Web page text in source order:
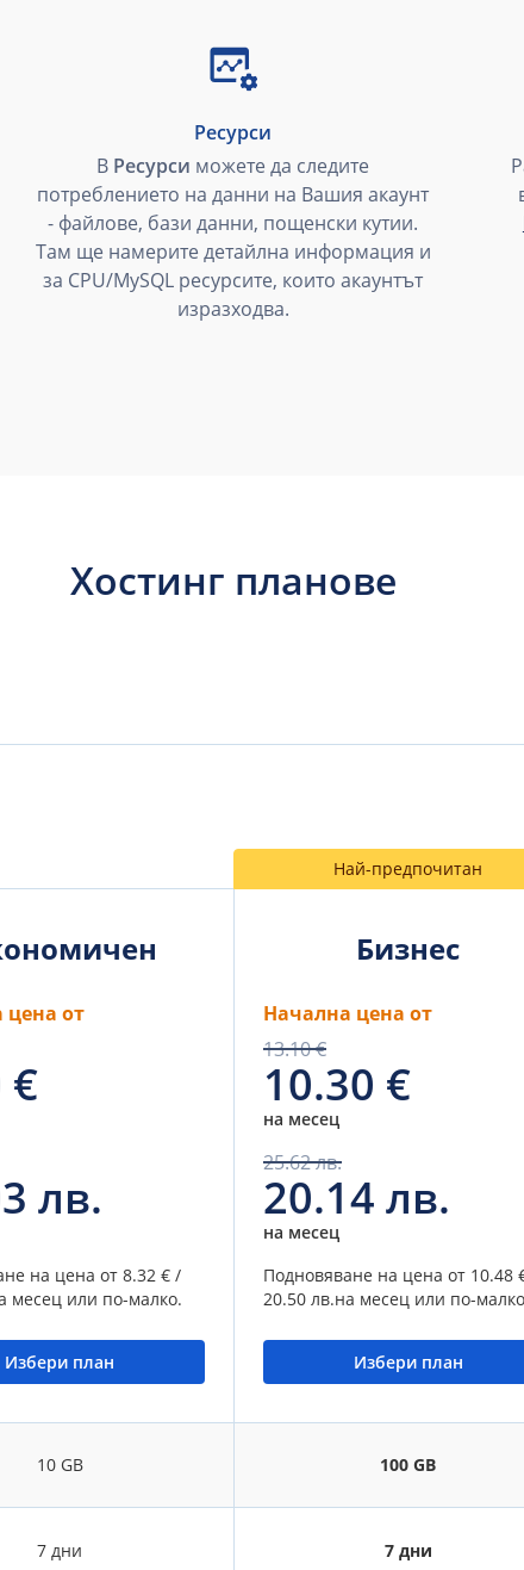
Ресурси
В Ресурси можете да следите
потреблението на данни на Вашия акаунт
- файлове, бази данни, пощенски кутии.
Там ще намерите детайлна информация и
за CPU/MySQL ресурсите, които акаунтът
изразходва.
Хостинг планове
цена от
€
лв.
на цена от 8.32 € /
месец или по-малко.
Избери план
10 GB
7 дни
Най-предпочитан
Бизнес
Начална цена от
10.30 €
13.10 €
на месец
20.14 лв.
25.62 лв.
на месец
Подновяване на цена от 10.48
20.50 лв.на месец или по-
Избери план
100 GB
7 дни